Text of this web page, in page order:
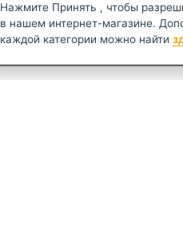
Нажмите Принять , чтобы
в нашем интернет-магазине. Дополнительную информацию по
каждой категории можно найти